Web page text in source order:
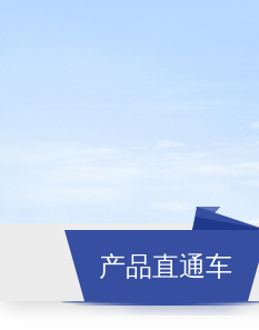
产品直通车